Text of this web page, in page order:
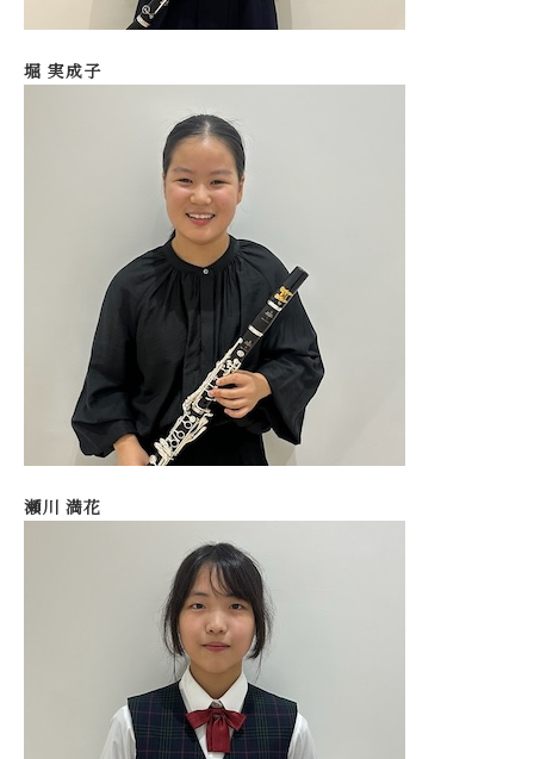
堀 実成子
瀬川 満花